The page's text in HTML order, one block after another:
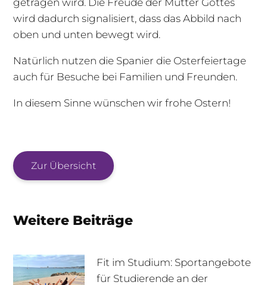
wird dadurch signalisiert, dass das Abbild nach
oben und unten bewegt wird.
Natürlich nutzen die Spanier die Osterfeiertage
auch für Besuche bei Familien und Freunden.
In diesem Sinne wünschen wir frohe Ostern!
Zur Übersicht
Weitere Beiträge
Fit im Studium: Sportangebote
für Studierende an der